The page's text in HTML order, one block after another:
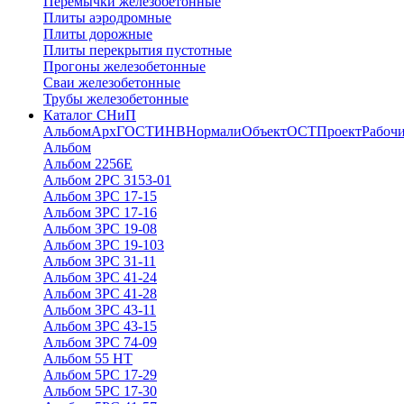
Плиты аэродромные
Плиты дорожные
Плиты перекрытия пустотные
Прогоны железобетонные
Сваи железобетонные
Трубы железобетонные
Каталог СНиП
АльбомАрхГОСТИНВНормалиОбъектОСТПроект
Альбом
Альбом 2256Е
Альбом 2РС 3153-01
Альбом 3РС 17-15
Альбом 3РС 17-16
Альбом 3РС 19-08
Альбом 3РС 19-103
Альбом 3РС 31-11
Альбом 3РС 41-24
Альбом 3РС 41-28
Альбом 3РС 43-11
Альбом 3РС 43-15
Альбом 3РС 74-09
Альбом 55 НТ
Альбом 5РС 17-29
Альбом 5РС 17-30